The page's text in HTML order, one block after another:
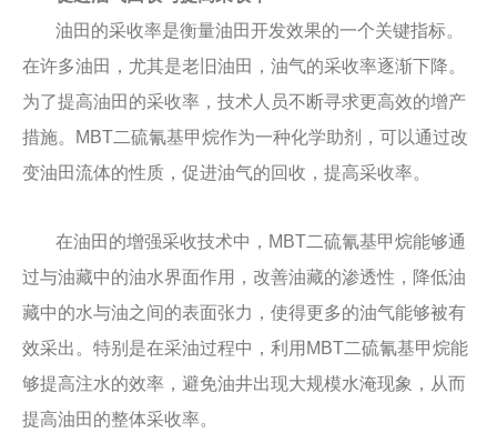
油田的采收率是衡量油田开发效果的一个关键指标。
在许多油田，尤其是老旧油田，油气的采收率逐渐下降。
为了提高油田的采收率，技术人员不断寻求更高效的增产
措施。MBT二硫氰基甲烷作为一种化学助剂，可以通过改
变油田流体的性质，促进油气的回收，提高采收率。
在油田的增强采收技术中，MBT二硫氰基甲烷能够通
过与油藏中的油水界面作用，改善油藏的渗透性，降低油
藏中的水与油之间的表面张力，使得更多的油气能够被有
效采出。特别是在采油过程中，利用MBT二硫氰基甲烷能
够提高注水的效率，避免油井出现大规模水淹现象，从而
提高油田的整体采收率。